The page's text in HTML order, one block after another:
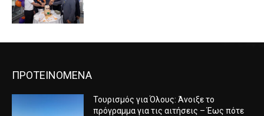
ΠΡΟΤΕΙΝΟΜΕΝΑ
Τουρισμός για Όλους: Άνοιξε το
πρόγραμμα για τις αιτήσεις – Έως πότε